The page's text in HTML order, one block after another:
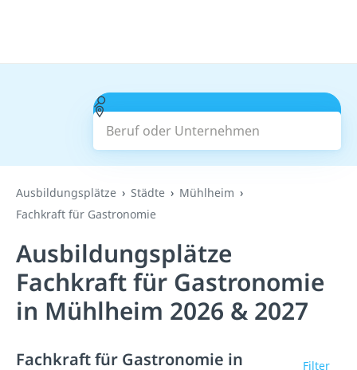
Beruf oder Unternehmen
Suchen
Ausbildungsplätze Städte
Mühlheim
Fachkraft für Gastronomie
Ausbildungsplätze
Fachkraft für Gastronomie
in Mühlheim 2026 & 2027
Fachkraft für Gastronomie in
Filter